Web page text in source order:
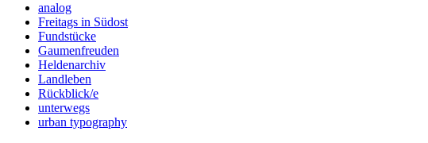
analog
Freitags in Südost
Fundstücke
Gaumenfreuden
Heldenarchiv
Landleben
Rückblick/e
unterwegs
urban typography